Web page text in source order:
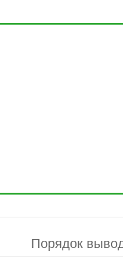
Порядок